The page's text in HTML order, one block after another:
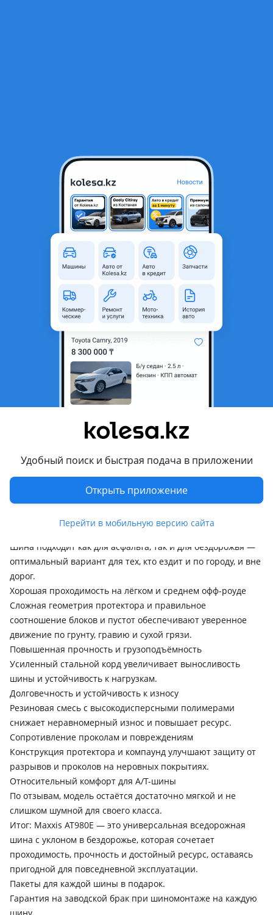
Удобный поиск и быстрая подача в приложении
Открыть приложение
Перейти в мобильную версию сайта
Maxxis AT980E 285/60 R18 LT нс8 118/115Q Таиланд 2025 год
Алматы, Алматинская
область
Новая
Летние
Высота профиля
R18
Возможна рассрочка или
кредит
Да
Комментарий продавца
Maxxis AT980E 285/60 R18 LT нс8 118/115Q Таиланд 2025 год
Вот основные преимущества шин Maxxis AT980E (Worm-
Универсальность (A/T формат)
Шина подходит как для асфальта, так и для бездорожья —
оптимальный вариант для тех, кто ездит и по городу, и вне
дорог.
Хорошая проходимость на лёгком и среднем офф-роуде
Сложная геометрия протектора и правильное
соотношение блоков и пустот обеспечивают уверенное
движение по грунту, гравию и сухой грязи.
Повышенная прочность и грузоподъёмность
Усиленный стальной корд увеличивает выносливость
шины и устойчивость к нагрузкам.
Долговечность и устойчивость к износу
Резиновая смесь с высокодисперсными полимерами
снижает неравномерный износ и повышает ресурс.
Сопротивление проколам и повреждениям
Конструкция протектора и компаунд улучшают защиту от
разрывов и проколов на неровных покрытиях.
Относительный комфорт для A/T-шины
По отзывам, модель остаётся достаточно мягкой и не
слишком шумной для своего класса.
Итог: Maxxis AT980E — это универсальная вседорожная
шина с уклоном в бездорожье, которая сочетает
проходимость, прочность и достойный ресурс, оставаясь
пригодной для повседневной эксплуатации.
Пакеты для каждой шины в подарок.
Гарантия на заводской брак при шиномонтаже на каждую